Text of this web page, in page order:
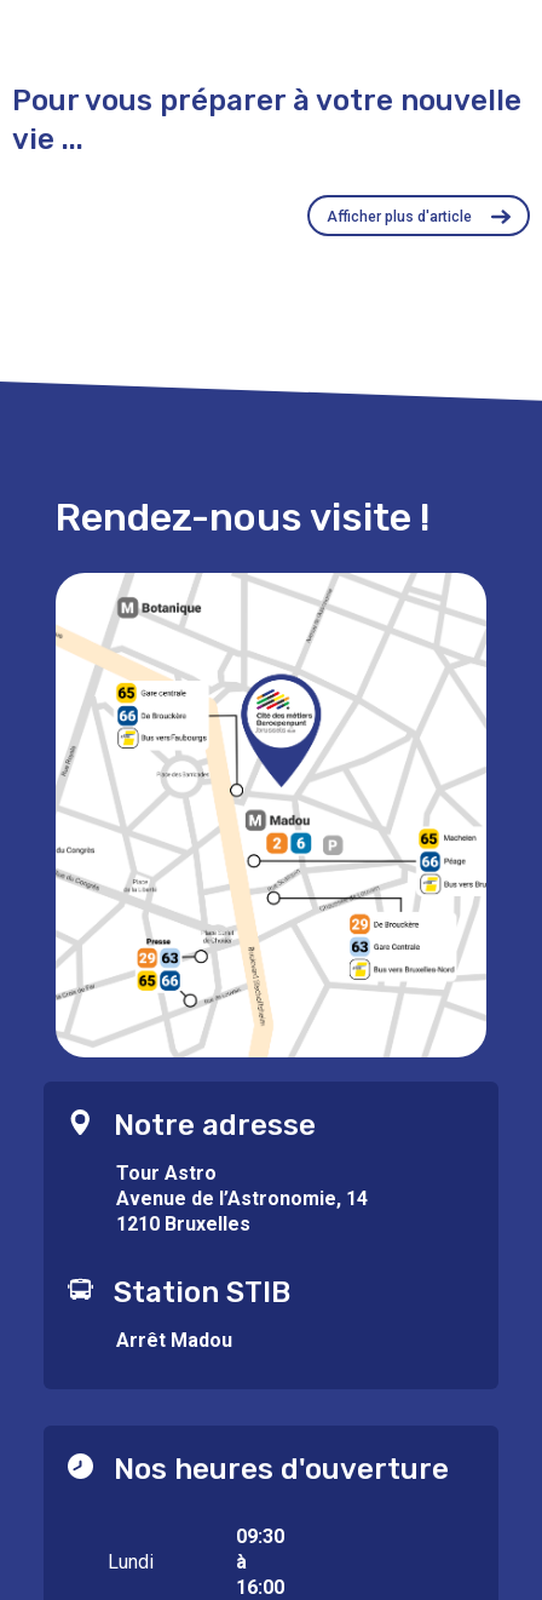
Pour vous préparer à votre nouvelle
vie ...
Afficher plus d'article
Rendez-nous visite !
Notre adresse
Tour Astro
Avenue de l’Astronomie, 14
1210 Bruxelles
Station STIB
Arrêt Madou
Nos heures d'ouverture
Lundi
09:30
à
16:00